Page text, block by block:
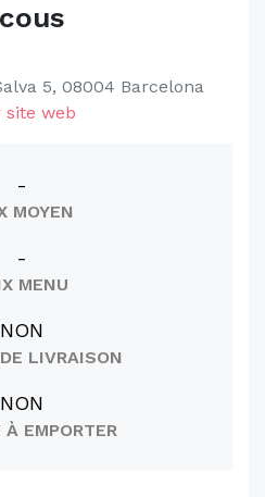
5, 08004 Barcelona
site web
-
MOYEN
-
MENU
NON
LIVRAISON
NON
À EMPORTER